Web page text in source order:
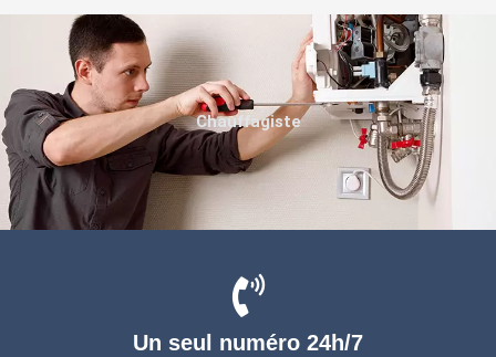
Un seul numéro 24h/7
Chauffagiste